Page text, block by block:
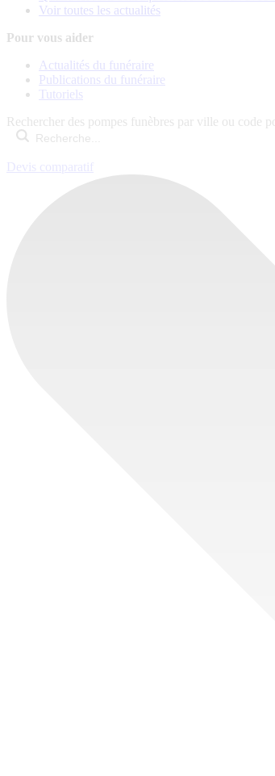
Voir toutes les actualités
Pour vous aider
Actualités du funéraire
Publications du funéraire
Tutoriels
Rechercher des pompes funèbres par ville ou code
Devis comparatif